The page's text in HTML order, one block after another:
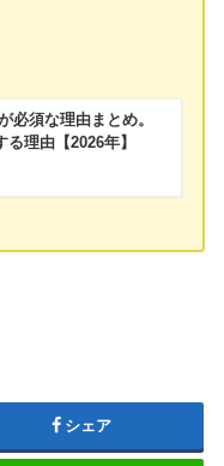
必須な理由まとめ。
理由【2026年】
シェア